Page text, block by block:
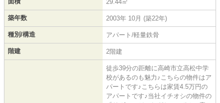
29.44㎡
築年数 2003年 10月 (築22年)
種別/構造 アパート/軽量鉄骨
階建 2階建
徒歩39分の距離に高崎市立高松中学
校があるのも魅力♪こちらの物件はア
パートです♪こちらは家賃4.5万円の
アパートです♪当社イチオシの物件の